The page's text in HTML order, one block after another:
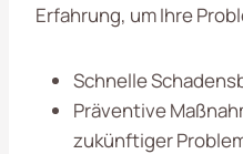
Erfahrung, um Ihre
Schnelle
Präventive
zukünftiger